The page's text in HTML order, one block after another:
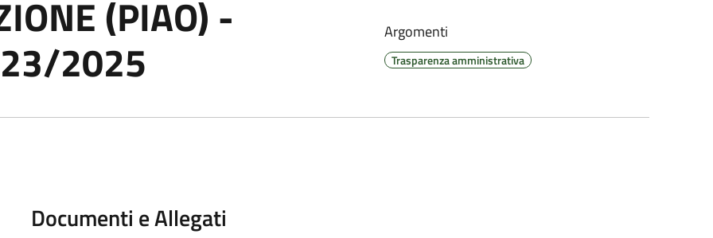
(PIAO) -
2025
Argomenti
Trasparenza amministrativa
Documenti e Allegati